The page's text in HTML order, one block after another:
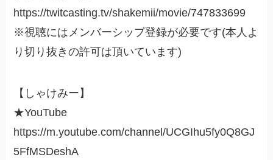
https://twitcasting.tv/shakemii/movie/747833699
※視聴にはメンバーシップ登録が必要です(本人よ
り切り抜きの許可は頂いています)
【しゃけみー】
★YouTube
https://m.youtube.com/channel/UCGIhu5fy0Q8GJ
5FfMSDeshA